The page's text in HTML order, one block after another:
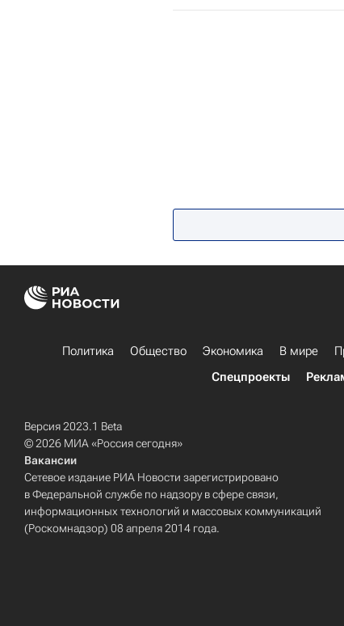
Политика Общество Экономика В мире
Спецпроекты
Версия 2023.1 Beta
© 2026 МИА «Россия сегодня»
Вакансии
Сетевое издание РИА Новости зарегистрировано
в Федеральной службе по надзору в сфере связи,
информационных технологий и массовых коммуникаций
(Роскомнадзор) 08 апреля 2014 года.